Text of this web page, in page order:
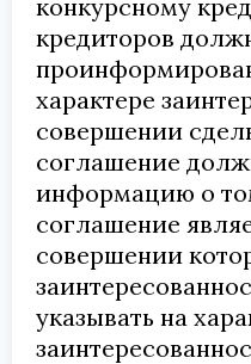
конкурсному
кредиторов
характере
совершении
соглашение
информацию о
соглашение
совершении
указывать на